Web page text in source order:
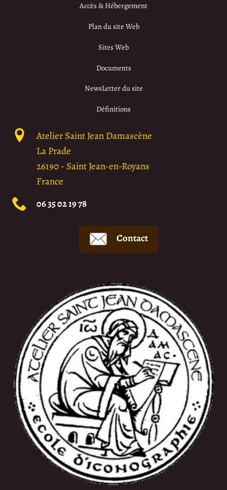
Accès & Hébergement
Plan du site Web
Sites Web
Documents
NewsLetter du site
Définitions
Atelier Saint Jean Damascène
La Prade
26190- Saint Jean-en-Royans
France
06 35 02 19 78
Contact